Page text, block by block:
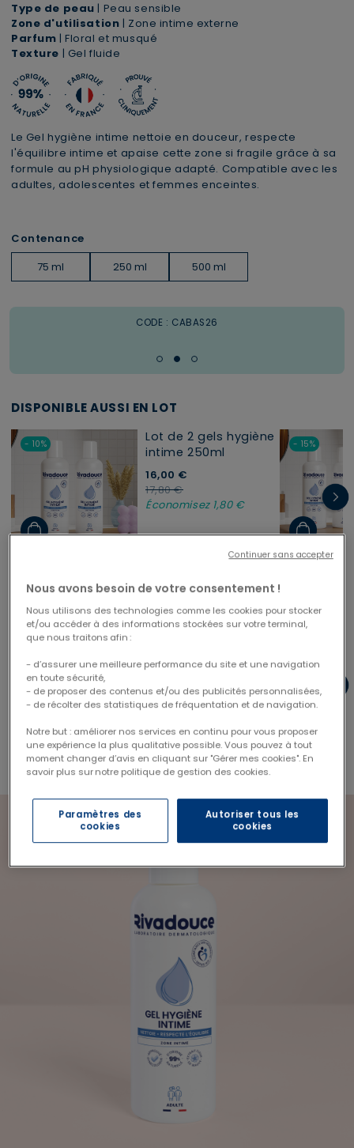
Type de peau | Peau sensible
Zone d'utilisation | Zone intime externe
Parfum | Floral et musqué
Texture | Gel fluide
Le Gel hygiène intime nettoie en douceur, respecte
l'équilibre intime et apaise cette zone si fragile grâce à sa
formule au pH physiologique adapté. Compatible avec les
adultes, adolescentes et femmes enceintes.
Contenance
75 ml
250 ml 500 ml
1 trousse XL offerte dès 69€
CODE : CABAS26
Livraison offerte
DISPONIBLE AUSSI EN LOT
Lot de 2 gels hygiène
intime 250ml
- 10%
16,00 €
Price reduced from
17,80 €to
Économisez 1,80 €
- 15%
DISPONIBLE AUSSI EN COFFRET
Kit les essentiels de
- 25%
16,00 €
Économisez 5,50 €
- 22%
Nous avons besoin de votre consentement !
Nous utilisons des technologies comme les cookies pour stocker
et/ou accéder à des informations stockées sur votre terminal,
que nous traitons afin :
- d’assurer une meilleure performance du site et une navigation
en toute sécurité,
- de proposer des contenus et/ou des publicités personnalisées,
- de récolter des statistiques de fréquentation et de navigation.
Notre but : améliorer nos services en continu pour vous proposer
une expérience la plus qualitative possible. Vous pouvez à tout
moment changer d’avis en cliquant sur "Gérer mes cookies". En
savoir plus sur notre politique de gestion des cookies.
Paramètres des
cookies
Autoriser tous les
cookies
Continuer sans accepter